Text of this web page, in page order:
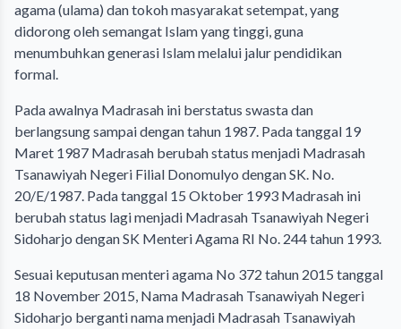
agama (ulama) dan tokoh masyarakat setempat, yang
didorong oleh semangat Islam yang tinggi, guna
menumbuhkan generasi Islam melalui jalur pendidikan
formal.
Pada awalnya Madrasah ini berstatus swasta dan
berlangsung sampai dengan tahun 1987. Pada tanggal 19
Maret 1987 Madrasah berubah status menjadi Madrasah
Tsanawiyah Negeri Filial Donomulyo dengan SK. No.
20/E/1987. Pada tanggal 15 Oktober 1993 Madrasah ini
berubah status lagi menjadi Madrasah Tsanawiyah Negeri
Sidoharjo dengan SK Menteri Agama RI No. 244 tahun 1993.
Sesuai keputusan menteri agama No 372 tahun 2015 tanggal
18 November 2015, Nama Madrasah Tsanawiyah Negeri
Sidoharjo berganti nama menjadi Madrasah Tsanawiyah